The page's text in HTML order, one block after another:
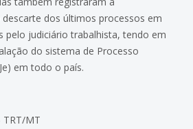
dos últimos processos em
pelo judiciário trabalhista, tendo em
do sistema de Processo
em todo o país.
TRT/MT